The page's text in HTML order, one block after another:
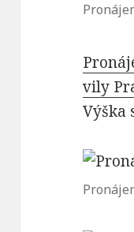
vily
Výška